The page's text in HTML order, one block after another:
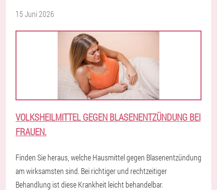
15 Juni 2026
VOLKSHEILMITTEL GEGEN BLASENENTZÜNDUNG BEI
FRAUEN.
Finden Sie heraus, welche Hausmittel gegen Blasenentzündung
am wirksamsten sind. Bei richtiger und rechtzeitiger
Behandlung ist diese Krankheit leicht behandelbar.